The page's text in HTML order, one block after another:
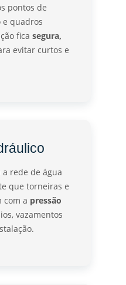
pontos de
e quadros
fica segura,
evitar curtos e
rede de água
que torneiras e
com a pressão
vazamentos